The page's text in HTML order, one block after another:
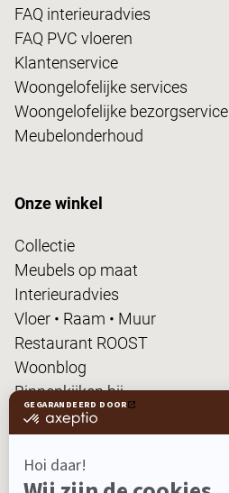
FAQ interieuradvies
FAQ PVC vloeren
Klantenservice
Woongelofelijke services
Woongelofelijke bezorgservice
Meubelonderhoud
Onze winkel
Collectie
Meubels op maat
Interieuradvies
Vloer • Raam • Muur
Restaurant ROOST
Woonblog
Binnenkijken bij...
FanPas